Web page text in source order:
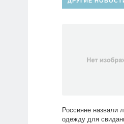
Россияне назвали
одежду для